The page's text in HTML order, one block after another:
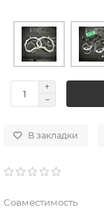
В закладки
Совместимость